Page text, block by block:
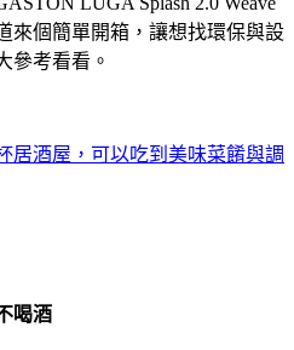
來個簡單開箱，讓想找環保與設
參考看看。
居酒屋，可以吃到美味菜餚與調
喝酒